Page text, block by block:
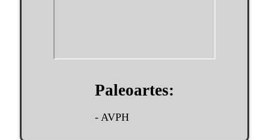
Paleoartes:
- AVPH